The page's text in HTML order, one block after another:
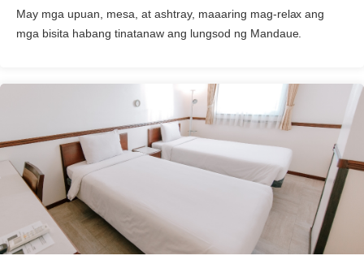
May mga upuan, mesa, at ashtray, maaaring mag-relax ang
mga bisita habang tinatanaw ang lungsod ng Mandaue.